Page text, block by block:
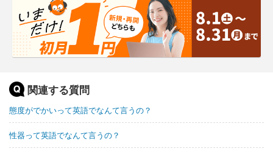
関連する質問
態度がでかいって英語でなんて言うの？
性器って英語でなんて言うの？